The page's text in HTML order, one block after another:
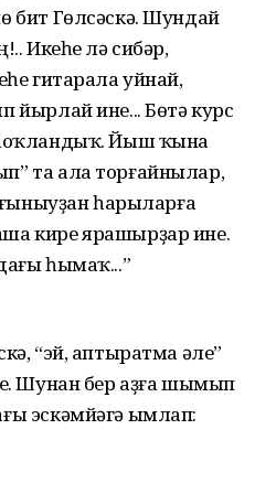
бит Гөлсәскә. Шундай
Икеһе лә сибәр,
гитарала уйнай,
йырлай ине... Бөтә курс
Йыш ҡына
та ала торғайнылар,
һарыларға
кире ярашырҙар ине.
һымаҡ...”
“эй, аптыратма әле”
Шунан бер аҙға шымып
эскәмйәгә ымлап: